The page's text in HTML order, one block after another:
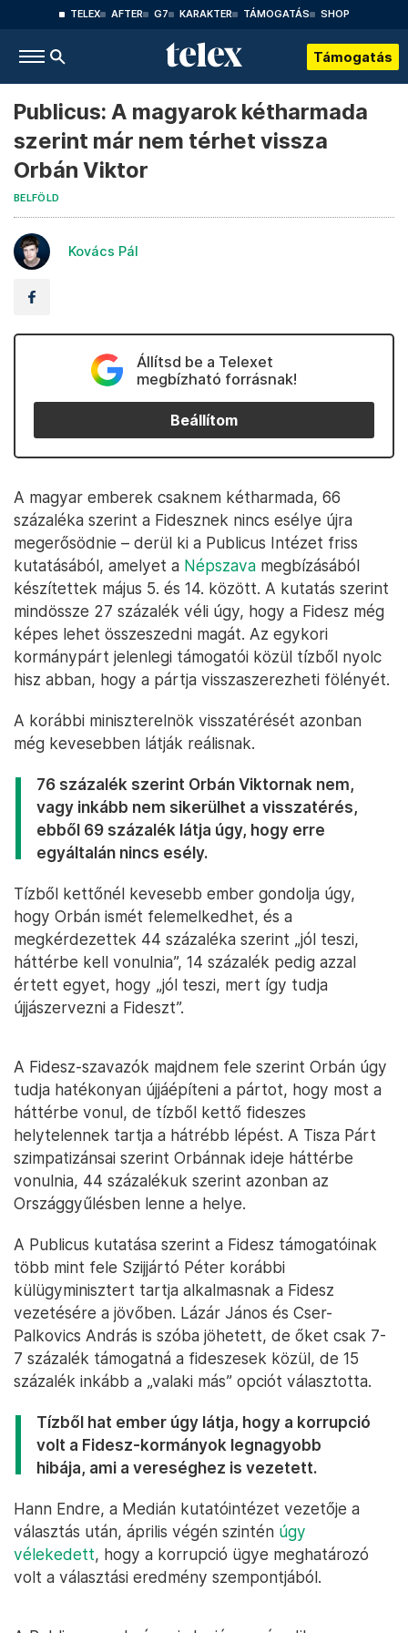
TELEX AFTER G7 KARAKTER TÁMOGATÁS SHOP
Támogatás
Publicus: A magyarok kétharmada
szerint már nem térhet vissza
Orbán Viktor
BELFÖLD
Kovács Pál
Állítsd be a Telexet
megbízható forrásnak!
Beállítom
A magyar emberek csaknem kétharmada, 66
százaléka szerint a Fidesznek nincs esélye újra
megerősödnie – derül ki a Publicus Intézet friss
kutatásából, amelyet a Népszava megbízásából
készítettek május 5. és 14. között. A kutatás szerint
mindössze 27 százalék véli úgy, hogy a Fidesz még
képes lehet összeszedni magát. Az egykori
kormánypárt jelenlegi támogatói közül tízből nyolc
hisz abban, hogy a pártja visszaszerezheti fölényét.
A korábbi miniszterelnök visszatérését azonban
még kevesebben látják reálisnak.
76 százalék szerint Orbán Viktornak nem,
vagy inkább nem sikerülhet a visszatérés,
ebből 69 százalék látja úgy, hogy erre
egyáltalán nincs esély.
Tízből kettőnél kevesebb ember gondolja úgy,
hogy Orbán ismét felemelkedhet, és a
megkérdezettek 44 százaléka szerint „jól teszi,
háttérbe kell vonulnia”, 14 százalék pedig azzal
értett egyet, hogy „jól teszi, mert így tudja
újjászervezni a Fideszt”.
A Fidesz-szavazók majdnem fele szerint Orbán úgy
tudja hatékonyan újjáépíteni a pártot, hogy most a
háttérbe vonul, de tízből kettő fideszes
helytelennek tartja a hátrébb lépést. A Tisza Párt
szimpatizánsai szerint Orbánnak ideje háttérbe
vonulnia, 44 százalékuk szerint azonban az
Országgyűlésben lenne a helye.
A Publicus kutatása szerint a Fidesz támogatóinak
több mint fele Szijjártó Péter korábbi
külügyminisztert tartja alkalmasnak a Fidesz
vezetésére a jövőben. Lázár János és Cser-
Palkovics András is szóba jöhetett, de őket csak 7-
7 százalék támogatná a fideszesek közül, de 15
százalék inkább a „valaki más” opciót választotta.
Tízből hat ember úgy látja, hogy a korrupció
volt a Fidesz-kormányok legnagyobb
hibája, ami a vereséghez is vezetett.
Hann Endre, a Medián kutatóintézet vezetője a
választás után, április végén szintén úgy
vélekedett, hogy a korrupció ügye meghatározó
volt a választási eredmény szempontjából.